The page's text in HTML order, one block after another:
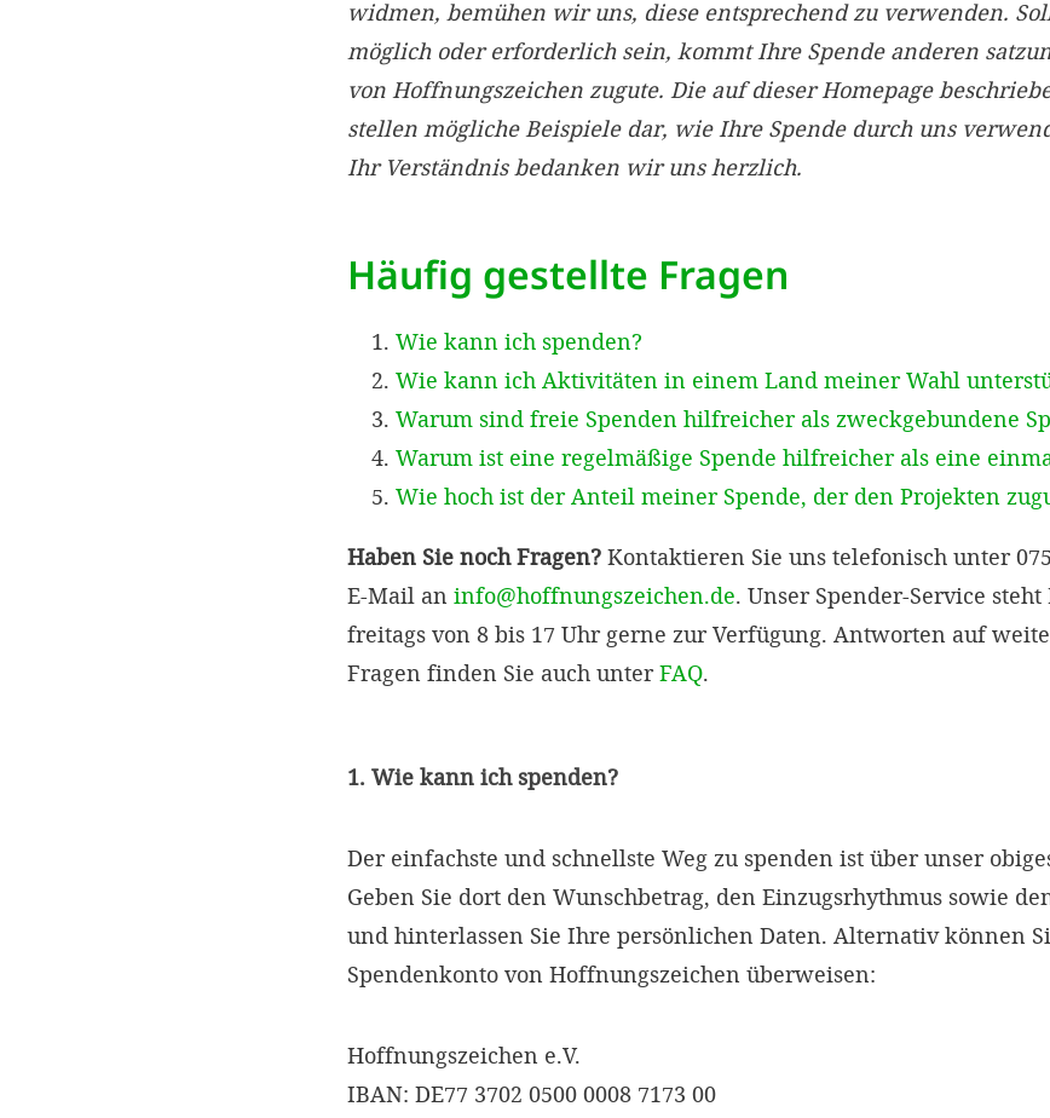
widmen, bemühen wir uns, diese entsprechend zu verwenden.
möglich oder erforderlich sein, kommt Ihre Spende anderen
von Hoffnungszeichen zugute. Die auf dieser Homepage
stellen mögliche Beispiele dar, wie Ihre Spende durch uns
Ihr Verständnis bedanken wir uns herzlich.
Häufig gestellte Fragen
Wie kann ich spenden?
Wie kann ich Aktivitäten in einem Land meiner Wahl
Warum sind freie Spenden hilfreicher als zweckgebundene
Warum ist eine regelmäßige Spende hilfreicher als eine
Wie hoch ist der Anteil meiner Spende, der den Projekten
Haben Sie noch Fragen? Kontaktieren Sie uns telefonisch unter
E-Mail an info@hoffnungszeichen.de. Unser Spender-Service
freitags von 8 bis 17 Uhr gerne zur Verfügung. Antworten auf
Fragen finden Sie auch unter FAQ.
1. Wie kann ich spenden?
Der einfachste und schnellste Weg zu spenden ist über unser
Geben Sie dort den Wunschbetrag, den Einzugsrhythmus sowie
und hinterlassen Sie Ihre persönlichen Daten. Alternativ können
Spendenkonto von Hoffnungszeichen überweisen:
Hoffnungszeichen e.V.
IBAN: DE77 3702 0500 0008 7173 00